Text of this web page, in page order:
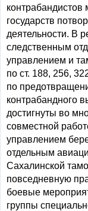
государств
деятельности. В
следственным
управлением и
по ст. 188, 256,
по
контрабандного
достигнуты во
совместной
управлением
отдельным
Сахалинской
повседневную
боевые
группы